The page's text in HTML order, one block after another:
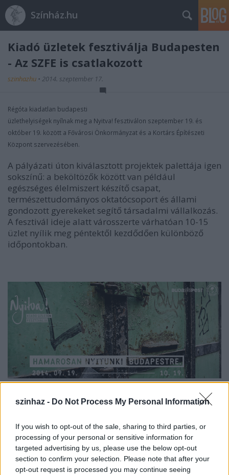
szinhaz - Do Not Process My Personal Information
If you wish to opt-out of the sale, sharing to third parties, or
processing of your personal or sensitive information for
targeted advertising by us, please use the below opt-out
section to confirm your selection. Please note that after your
opt-out request is processed you may continue seeing
Színház.hu
Kiadó üzletek fesztiválja Budapesten
- Az SZFE is csatlakozott
szinhazhu • 2014. szeptember 17.
Régóta kiadatlan budapesti
üzlethelyiségek nyílnak meg a Nyitva! fesztiválon szeptember 19. és
október 19. között a Fővárosi Önkormányzat és a Kortárs Építészeti
Központ szervezésében.
A pályázati úton kiválasztott projektek palettája igen
sokszínű: a beköltözők között van például
egészséges élelmiszert készítő csapat,
természettudományos oktatócsoport és állami
gondozott gyerekeket segítő társadalmi vállalkozás.
A fesztivál ideje alatt városszerte várhatóan 10-15
üzlet nyílik meg péntektől kezdődően különböző
időpontokban.
A helyiségekbe beköltöző projektek nagyobb
üzlethelyiség előnyeit. Az ingatlanok hasznosítása
mellett a program célja, hogy serkentse a vállalkozó
kedvet - közölte a Kortárs Építészeti Központ az MTI-
vel.